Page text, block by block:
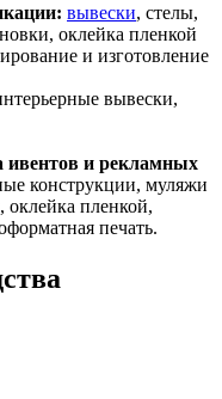
вывески, стелы,
оклейка пленкой
и изготовление
вывески,
ивентов и рекламных
конструкции, муляжи
пленкой,
печать.